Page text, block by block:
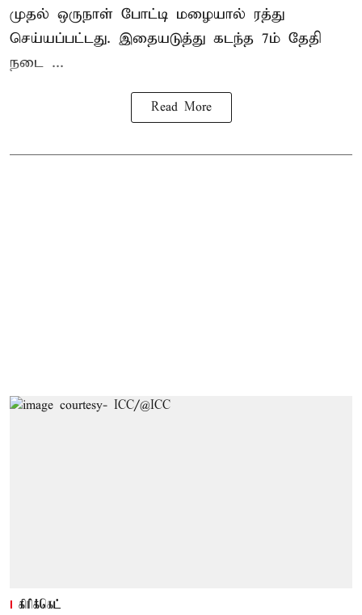
முதல் ஒருநாள் போட்டி மழையால் ரத்து
செய்யப்பட்டது. இதையடுத்து கடந்த 7ம் தேதி
நடை ...
Read More
கிரிக்கெட்